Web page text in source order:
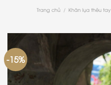
Trang chủ / Khăn lụa thêu tay
-15%